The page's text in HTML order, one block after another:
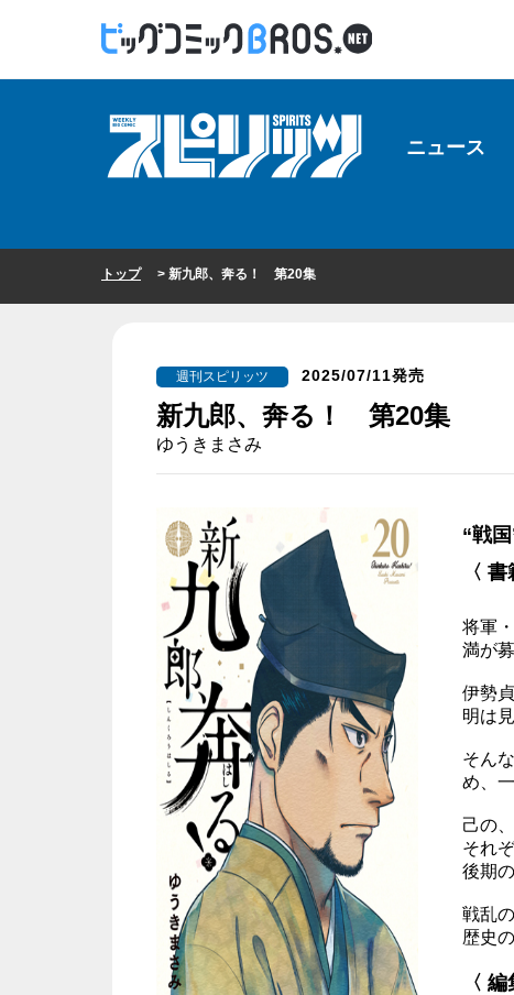
ニュース
トップ> 新九郎、奔る！ 第20集
週刊スピリッツ 2025/07/11発売
新九郎、奔る！ 第20集
ゆうきまさみ
“戦
〈
将軍
満が
伊勢
明は
そん
め、
己の
それ
後期
戦乱
歴史
〈